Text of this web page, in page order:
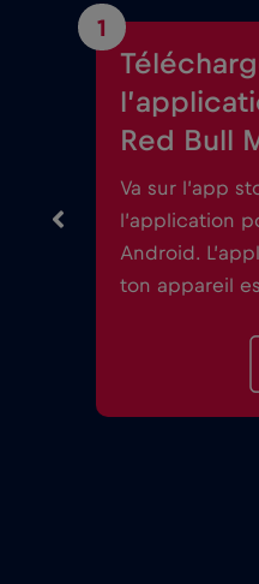
1
Red Bull
Va sur l’app
l’application
Android.
ton appareil